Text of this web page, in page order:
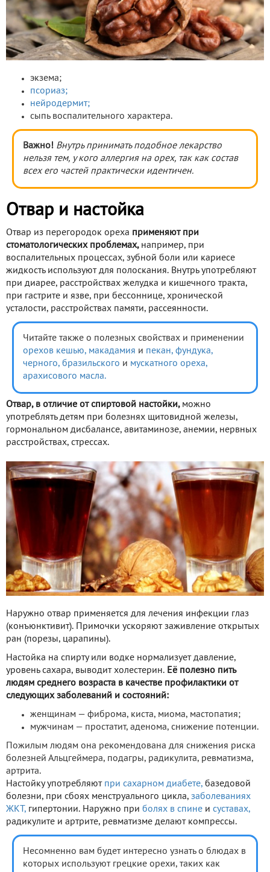
экзема;
псориаз;
нейродермит;
сыпь воспалительного характера.
Важно! Внутрь принимать подобное лекарство
нельзя тем, у кого аллергия на орех, так как состав
всех его частей практически идентичен.
Отвар и настойка
Отвар из перегородок ореха применяют при
стоматологических проблемах,например, при
воспалительных процессах, зубной боли или кариесе
жидкость используют для полоскания. Внутрь употребляют
при диарее, расстройствах желудка и кишечного тракта,
при гастрите и язве, при бессоннице, хронической
усталости, расстройствах памяти, рассеянности.
Читайте также о полезных свойствах и применении
орехов кешью, макадамия и пекан, фундука,
черного, бразильского и мускатного ореха,
арахисового масла.
Отвар, в отличие от спиртовой настойки,можно
употреблять детям при болезнях щитовидной железы,
гормональном дисбалансе, авитаминозе, анемии, нервных
расстройствах, стрессах.
Наружно отвар применяется для лечения инфекции глаз
(конъюнктивит). Примочки ускоряют заживление открытых
ран (порезы, царапины).
Настойка на спирту или водке нормализует давление,
уровень сахара, выводит холестерин. Её полезно пить
людям среднего возраста в качестве профилактики от
следующих заболеваний и состояний:
женщинам — фиброма, киста, миома, мастопатия;
мужчинам — простатит, аденома, снижение потенции.
Пожилым людям она рекомендована для снижения риска
болезней Альцгеймера, подагры, радикулита, ревматизма,
артрита.
Настойку употребляют при сахарном диабете, базедовой
болезни, при сбоях менструального цикла, заболеваниях
ЖКТ, гипертонии. Наружно при болях в спине и суставах,
радикулите и артрите, ревматизме делают компрессы.
Несомненно вам будет интересно узнать о блюдах в
которых используют грецкие орехи, таких как